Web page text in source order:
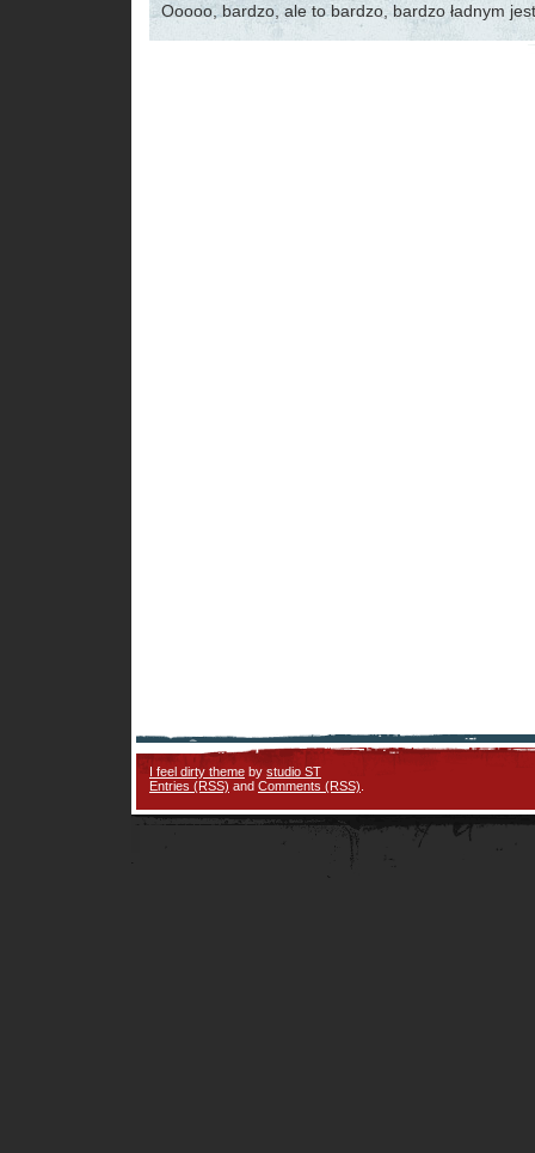
Ooooo, bardzo, ale to bardzo, bardzo ładnym
I feel dirty theme by studio ST
Entries (RSS) and Comments (RSS)